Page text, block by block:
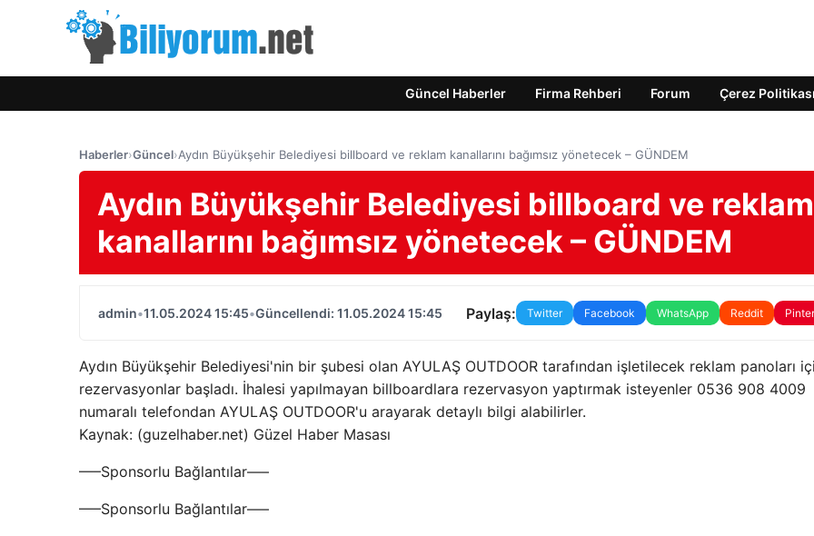
Güncel Haberler Firma Rehberi Forum Çerez Politikası
Haberler›Güncel›Aydın Büyükşehir Belediyesi billboard ve reklam kanallarını bağımsız yönetecek – GÜNDEM
Aydın Büyükşehir Belediyesi billboard ve reklam
kanallarını bağımsız yönetecek – GÜNDEM
admin•11.05.2024 15:45•Güncellendi: 11.05.2024 15:45 Paylaş: Twitter Facebook WhatsApp Reddit
Aydın Büyükşehir Belediyesi'nin bir şubesi olan AYULAŞ OUTDOOR tarafından işletilecek reklam panoları
rezervasyonlar başladı. İhalesi yapılmayan billboardlara rezervasyon yaptırmak isteyenler 0536 908 4009
numaralı telefondan AYULAŞ OUTDOOR'u arayarak detaylı bilgi alabilirler.
Kaynak: (guzelhaber.net) Güzel Haber Masası
—–Sponsorlu Bağlantılar—–
—–Sponsorlu Bağlantılar—–